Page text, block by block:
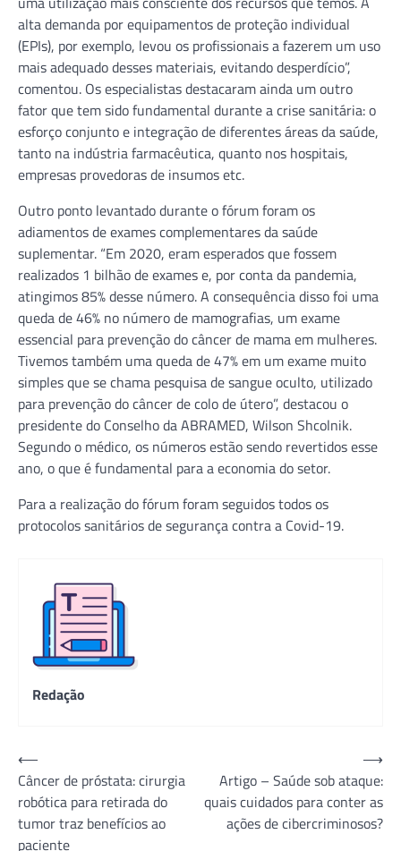
alta demanda por equipamentos de proteção individual
(EPIs), por exemplo, levou os profissionais a fazerem um uso
mais adequado desses materiais, evitando desperdício”,
comentou. Os especialistas destacaram ainda um outro
fator que tem sido fundamental durante a crise sanitária: o
esforço conjunto e integração de diferentes áreas da saúde,
tanto na indústria farmacêutica, quanto nos hospitais,
empresas provedoras de insumos etc.
Outro ponto levantado durante o fórum foram os
adiamentos de exames complementares da saúde
suplementar. “Em 2020, eram esperados que fossem
realizados 1 bilhão de exames e, por conta da pandemia,
atingimos 85% desse número. A consequência disso foi uma
queda de 46% no número de mamografias, um exame
essencial para prevenção do câncer de mama em mulheres.
Tivemos também uma queda de 47% em um exame muito
simples que se chama pesquisa de sangue oculto, utilizado
para prevenção do câncer de colo de útero”, destacou o
presidente do Conselho da ABRAMED, Wilson Shcolnik.
Segundo o médico, os números estão sendo revertidos esse
ano, o que é fundamental para a economia do setor.
Para a realização do fórum foram seguidos todos os
protocolos sanitários de segurança contra a Covid-19.
Redação
Navegação
de
Post
⟵
Câncer de próstata: cirurgia
robótica para retirada do
tumor traz benefícios ao
paciente
Artigo – Saúde sob ataque:
quais cuidados para conter as
ações de cibercriminosos?
⟶